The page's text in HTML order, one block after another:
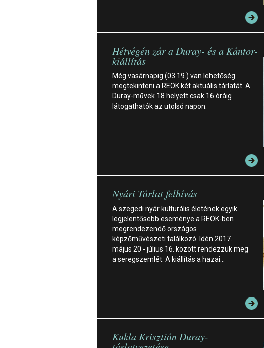
Hétvégén zár a Duray- és a Kántor-
kiállítás
Még vasárnapig (03.19.) van lehetőség
megtekinteni a REÖK két aktuális tárlatát. A
Duray-művek 18 helyett csak 16 óráig
látogathatók az utolsó napon.
Nyári Tárlat felhívás
A szegedi nyár kulturális életének egyik
legjelentősebb eseménye a REÖK-ben
megrendezendő országos
képzőművészeti találkozó. Idén 2017.
május 20 - július 16. között rendezzük meg
a seregszemlét. A kiállítás a hazai…
Kukla Krisztián Duray-